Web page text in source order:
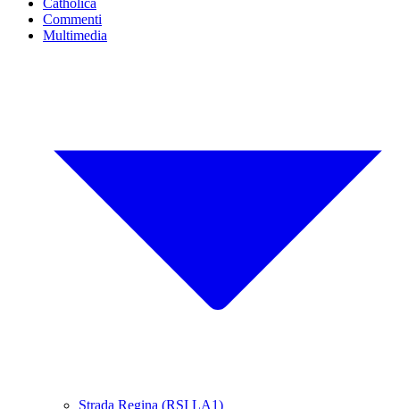
Catholica
Commenti
Multimedia
Strada Regina (RSI LA1)